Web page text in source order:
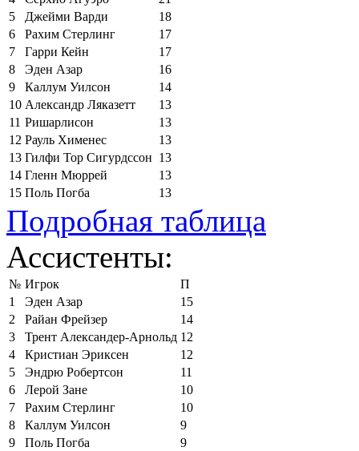
5
Джейми Варди
18
6
Рахим Стерлинг
17
7
Гарри Кейн
17
8
Эден Азар
16
9
Каллум Уилсон
14
10 Александр Ляказетт
13
11 Ришарлисон
13
12 Рауль Хименес
13
13 Гилфи Тор Сигурдссон 13
14 Гленн Мюррей
13
15 Поль Погба 13
Подробная таблица
Ассистенты:
№ Игрок
П
1
Эден Азар
15
2
Райан Фрейзер
14
3
Трент Александер-Арнольд 12
4
Кристиан Эриксен
12
5
Эндрю Робертсон
11
6
Лерой Зане
10
7
Рахим Стерлинг
10
8
Каллум Уилсон
9
9
Поль Погба
9